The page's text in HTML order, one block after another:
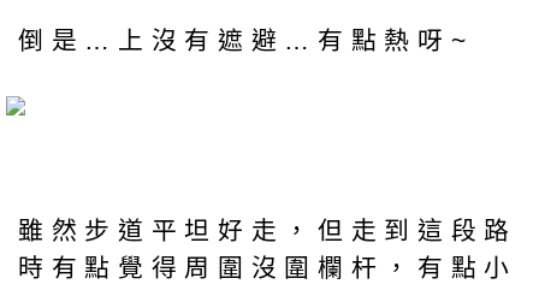
倒是…上沒有遮避…有點熱呀~
雖然步道平坦好走，但走到這段路
時有點覺得周圍沒圍欄杆，有點小